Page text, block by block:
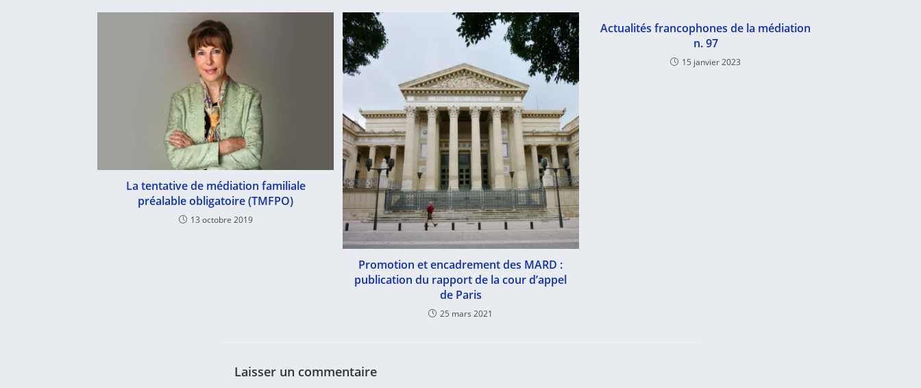
La tentative de médiation familiale
préalable obligatoire (TMFPO)
13 octobre 2019
Promotion et encadrement des MARD :
publication du rapport de la cour d’appel
de Paris
25 mars 2021
Actualités francophones de la médiation
n. 97
15 janvier 2023
Laisser un commentaire